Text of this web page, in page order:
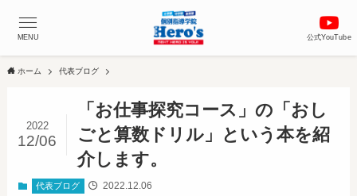
公式YouTube
MENU
ホーム 代表ブログ
「お仕事探究コース」の「おし
ごと算数ドリル」という本を紹
介します。
2022
12/06
代表ブログ 2022.12.06